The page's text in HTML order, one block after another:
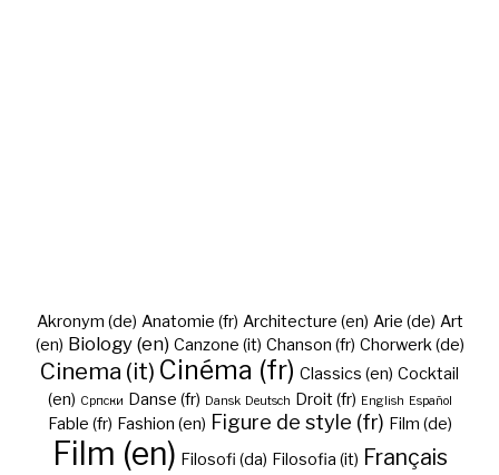
Akronym (de) Anatomie (fr) Architecture (en) Arie (de) Art
(en) Biology (en) Canzone (it) Chanson (fr) Chorwerk (de)
Cinema (it) Cinéma (fr) Classics (en) Cocktail
(en) Cрпски Danse (fr) Dansk Deutsch Droit (fr) English Español
Fable (fr) Fashion (en) Figure de style (fr) Film (de)
Film (en) Filosofi (da) Filosofia (it) Français